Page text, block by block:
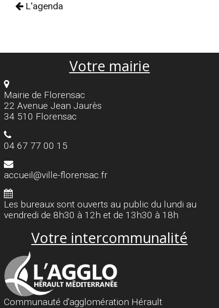
L'agenda
Votre mairie
Mairie de Florensac
22 Avenue Jean Jaurès
34 510 Florensac
04 67 77 00 15
accueil@ville-florensac.fr
Les bureaux sont ouverts au public du lundi au
vendredi de 8h30 à 12h et de 13h30 à 18h
Votre intercommunalité
Communauté d'agglomération Hérault